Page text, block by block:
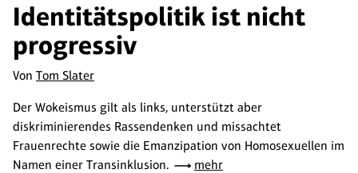
Identitätspolitik ist nicht
progressiv
Von Tom Slater
Der Wokeismus gilt als links, unterstützt aber
diskriminierendes Rassendenken und missachtet
Frauenrechte sowie die Emanzipation von Homosexuellen im
Namen einer Transinklusion.
mehr